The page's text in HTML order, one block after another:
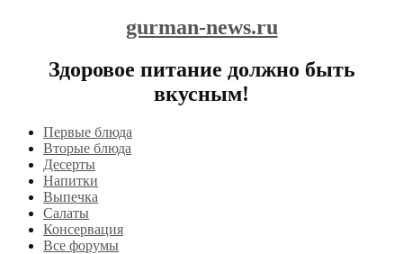
gurman-news.ru
Здоровое питание должно быть
вкусным!
Первые блюда
Вторые блюда
Десерты
Напитки
Выпечка
Салаты
Консервация
Все форумы